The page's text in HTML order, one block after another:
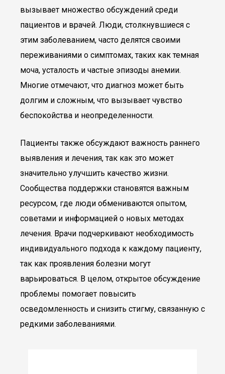
вызывает множество обсуждений среди
пациентов и врачей. Люди, столкнувшиеся с
этим заболеванием, часто делятся своими
переживаниями о симптомах, таких как темная
моча, усталость и частые эпизоды анемии.
Многие отмечают, что диагноз может быть
долгим и сложным, что вызывает чувство
беспокойства и неопределенности.
Пациенты также обсуждают важность раннего
выявления и лечения, так как это может
значительно улучшить качество жизни.
Сообщества поддержки становятся важным
ресурсом, где люди обмениваются опытом,
советами и информацией о новых методах
лечения. Врачи подчеркивают необходимость
индивидуального подхода к каждому пациенту,
так как проявления болезни могут
варьироваться. В целом, открытое обсуждение
проблемы помогает повысить
осведомленность и снизить стигму, связанную с
редкими заболеваниями.